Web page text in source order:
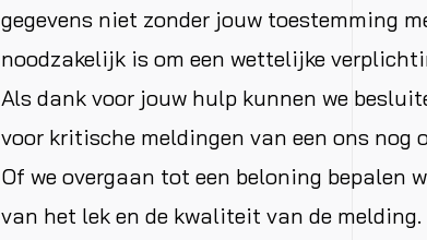
gegevens niet zonder jouw toestemming
noodzakelijk is om een wettelijke
Als dank voor jouw hulp kunnen we
voor kritische meldingen van een ons nog
Of we overgaan tot een beloning bepalen
van het lek en de kwaliteit van de melding.